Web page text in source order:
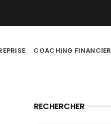
COACHING FINANCIER
RECHERCHER